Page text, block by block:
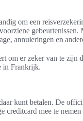
om een
gebeurtenissen.
annuleringen en
om er zeker van te zijn
in Frankrijk.
kunt betalen. De
creditcard mee te